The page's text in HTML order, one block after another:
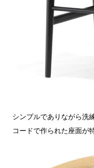
シンプルでありながら洗
コードで作られた座面が